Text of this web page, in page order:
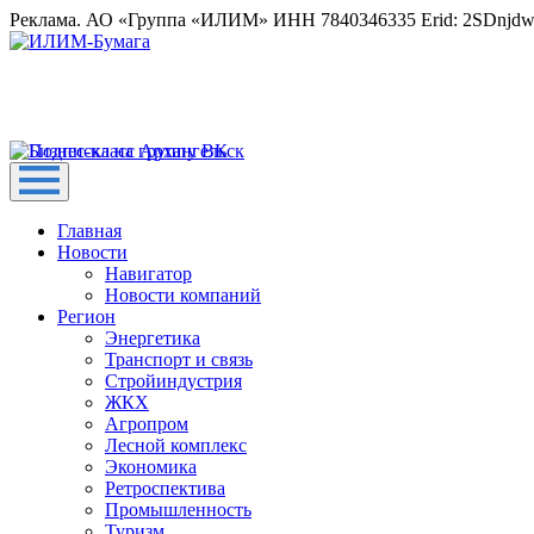
Реклама. АО «Группа «ИЛИМ» ИНН 7840346335 Erid:
Главная
Новости
Навигатор
Новости компаний
Регион
Энергетика
Транспорт и связь
Стройиндустрия
ЖКХ
Агропром
Лесной комплекс
Экономика
Ретроспектива
Промышленность